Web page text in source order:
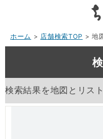
ホーム > 店舗検索TOP > 地
検索結果を地図とリス